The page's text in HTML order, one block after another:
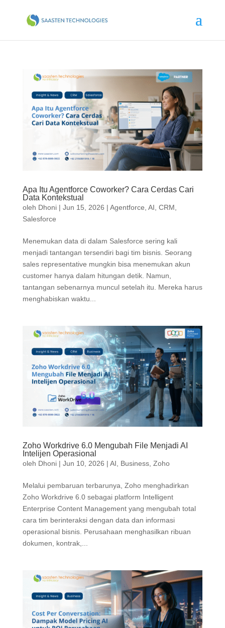
Apa Itu Agentforce Coworker? Cara Cerdas Cari
Data Kontekstual
oleh Dhoni| Jun 15, 2026 | Agentforce AI CRM
Salesforce
Menemukan data di dalam Salesforce sering kali
menjadi tantangan tersendiri bagi tim bisnis. Seorang
sales representative mungkin bisa menemukan akun
customer hanya dalam hitungan detik. Namun,
tantangan sebenarnya muncul setelah itu. Mereka harus
menghabiskan waktu...
Zoho Workdrive 6.0 Mengubah File Menjadi AI
Intelijen Operasional
oleh Dhoni| Jun 10, 2026 | AI Business, Zoho
Melalui pembaruan terbarunya, Zoho menghadirkan
Zoho Workdrive 6.0 sebagai platform Intelligent
Enterprise Content Management yang mengubah total
cara tim berinteraksi dengan data dan informasi
operasional bisnis. Perusahaan menghasilkan ribuan
dokumen, kontrak,...